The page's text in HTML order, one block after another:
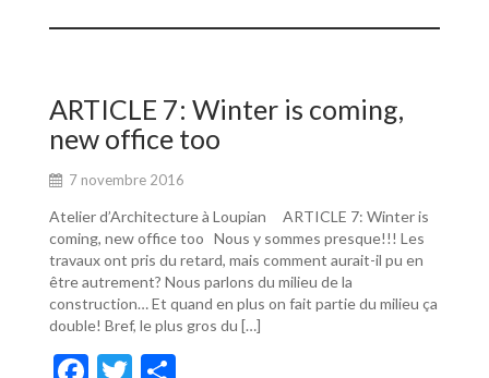
e
o
o
k
itt ta
er
ARTICLE 7: Winter is coming,
new office too
7 novembre 2016
Atelier d’Architecture à Loupian ARTICLE 7: Winter is
coming, new office too Nous y sommes presque!!! Les
travaux ont pris du retard, mais comment aurait-il pu en
être autrement? Nous parlons du milieu de la
construction… Et quand en plus on fait partie du milieu ça
double! Bref, le plus gros du […]